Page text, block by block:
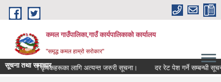
Skip to main content
कमल गाउँपालिका,गाउँ कार्यपालिकाको कार्यालय
"समृद्ध कमल हाम्रो सरोकार"
सूचना तथा समाचार
गर्ने सम्बन्धी कृषकहरूका लागि अत्यन्त जरुरी सूचना। दर रेट पेश गर्ने सम्बन्धी